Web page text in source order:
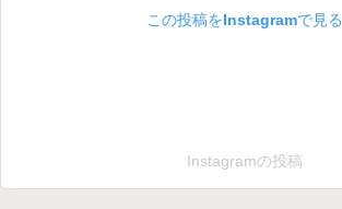
この投稿をInstagramで見る
Instagramの投稿